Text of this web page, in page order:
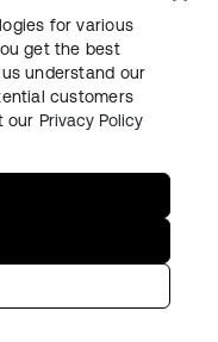
Sicherheit
for various
get the best
understand our
customers
our Privacy Policy